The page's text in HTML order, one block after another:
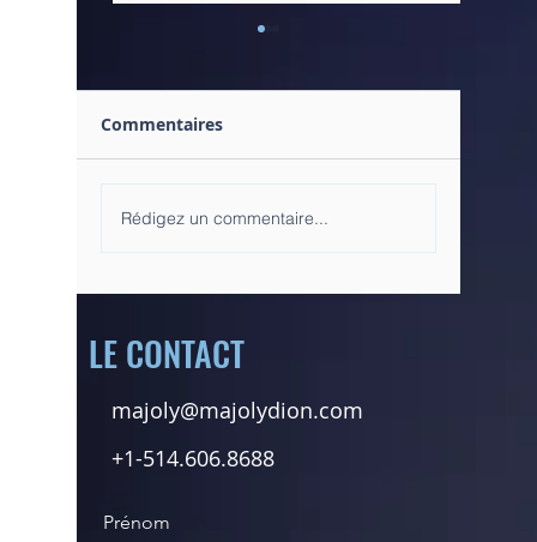
Comment pardonner
Commentaires
Rédigez un commentaire...
LE CONTACT
majoly@majolydion.com
+1-514.606.8688
Prénom